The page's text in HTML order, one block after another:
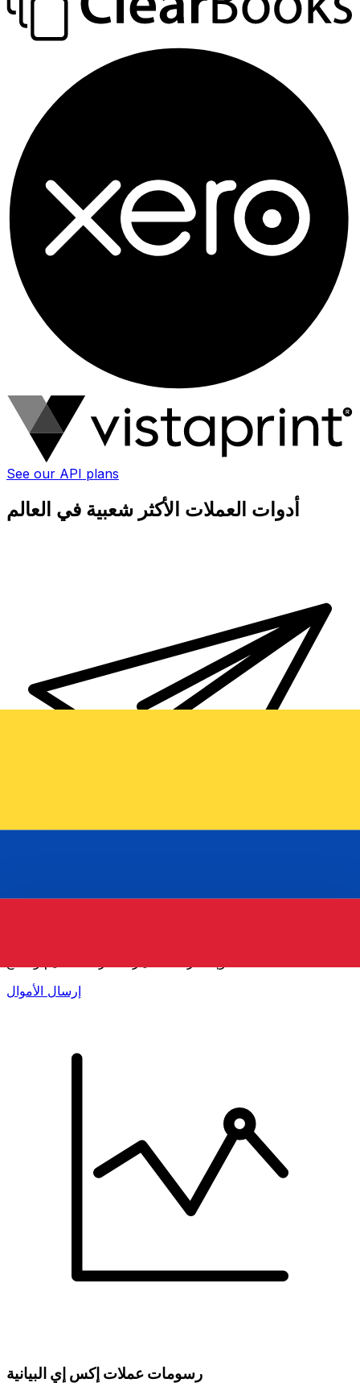
See our API plans
أدوات العملات الأكثر شعبية في العالم
إرسال الأموال
رسومات عملات إكس إي البيانية